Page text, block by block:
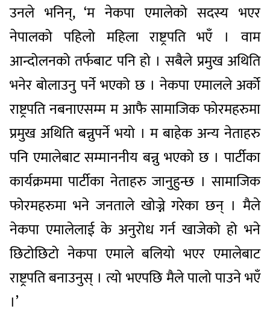
उनले भनिन्, ‘म नेकपा एमालेको सदस्य भएर
नेपालको पहिलो महिला राष्ट्रपति भएँ । वाम
आन्दोलनको तर्फबाट पनि हो । सबैले प्रमुख अथिति
भनेर बोलाउनु पर्ने भएको छ । नेकपा एमालले अर्को
राष्ट्रपति नबनाएसम्म म आफै सामाजिक फोरमहरुमा
प्रमुख अथिति बन्नुपर्ने भयो । म बाहेक अन्य नेताहरु
पनि एमालेबाट सम्माननीय बन्नु भएको छ । पार्टीका
कार्यक्रममा पार्टीका नेताहरु जानुहुन्छ । सामाजिक
फोरमहरुमा भने जनताले खोज्ने गरेका छन् । मैले
नेकपा एमालेलाई के अनुरोध गर्न खाजेको हो भने
छिटोछिटो नेकपा एमाले बलियो भएर एमालेबाट
राष्ट्रपति बनाउनुस् । त्यो भएपछि मैले पालो पाउने भएँ
।’